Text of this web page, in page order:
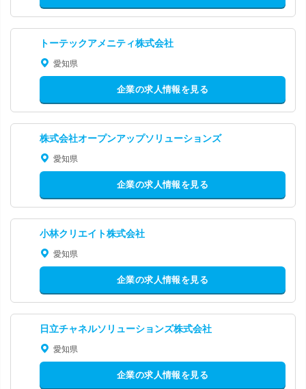
トーテックアメニティ株式会社
愛知県
企業の求人情報を見る
株式会社オープンアップソリューションズ
愛知県
企業の求人情報を見る
小林クリエイト株式会社
愛知県
企業の求人情報を見る
日立チャネルソリューションズ株式会社
愛知県
企業の求人情報を見る